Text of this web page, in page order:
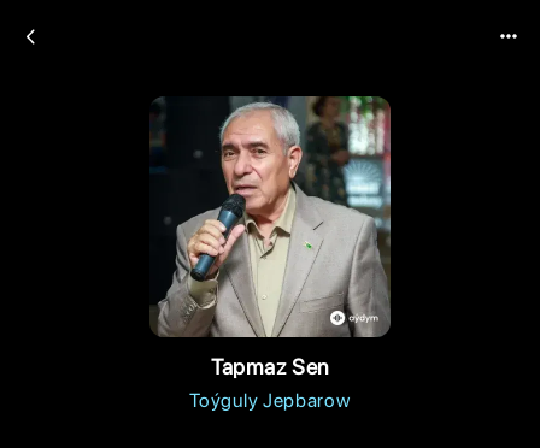
Tapmaz Sen
Toýguly Jepbarow